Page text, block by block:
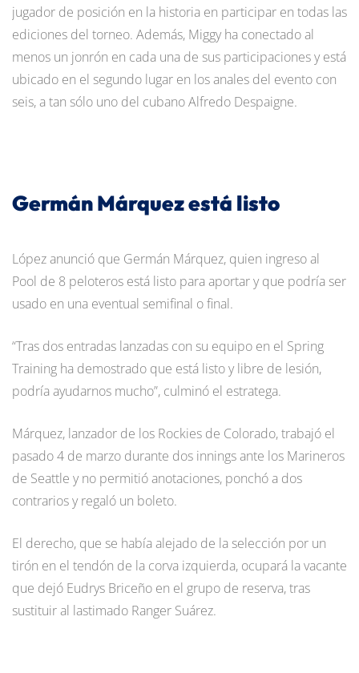
jugador de posición en la historia en participar en todas las
ediciones del torneo. Además, Miggy ha conectado al
menos un jonrón en cada una de sus participaciones y está
ubicado en el segundo lugar en los anales del evento con
seis, a tan sólo uno del cubano Alfredo Despaigne.
Germán Márquez está listo
López anunció que Germán Márquez, quien ingreso al
Pool de 8 peloteros está listo para aportar y que podría ser
usado en una eventual semifinal o final.
“Tras dos entradas lanzadas con su equipo en el Spring
Training ha demostrado que está listo y libre de lesión,
podría ayudarnos mucho”, culminó el estratega.
Márquez, lanzador de los Rockies de Colorado, trabajó el
pasado 4 de marzo durante dos innings ante los Marineros
de Seattle y no permitió anotaciones, ponchó a dos
contrarios y regaló un boleto.
El derecho, que se había alejado de la selección por un
tirón en el tendón de la corva izquierda, ocupará la vacante
que dejó Eudrys Briceño en el grupo de reserva, tras
sustituir al lastimado Ranger Suárez.